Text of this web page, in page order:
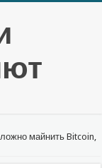
майнить Bitcoin,